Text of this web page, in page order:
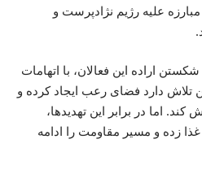
علیه رژیم نژادپرست و
اراده این فعالان، با اتهامات
دارد فضای رعب ایجاد کرده و
اما در برابر این تهدیدها،
زده و مسیر مقاومت را ادامه